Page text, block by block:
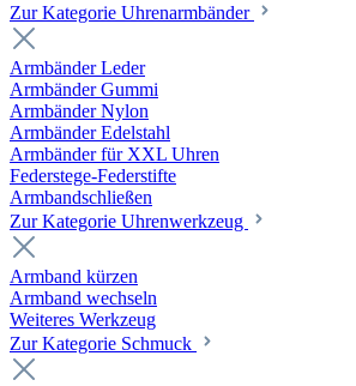
Zur Kategorie Uhrenarmbänder
Armbänder Leder
Armbänder Gummi
Armbänder Nylon
Armbänder Edelstahl
Armbänder für XXL Uhren
Federstege-Federstifte
Armbandschließen
Zur Kategorie Uhrenwerkzeug
Armband kürzen
Armband wechseln
Weiteres Werkzeug
Zur Kategorie Schmuck